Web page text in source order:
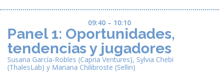
09:40 – 10:10
Panel 1: Oportunidades,
tendencias y jugadores
Susana García-Robles (Capria Ventures), Sylvia Chebi
(ThalesLab) y Mariana Chilibroste (Sellin)